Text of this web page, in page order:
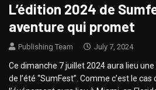
L’édition 2024 de
aventure qui promet
Publishing Team July 7, 2024
Ce dimanche 7 juillet 2024 aura lieu
de l’été “SumFest”. Comme c’est le